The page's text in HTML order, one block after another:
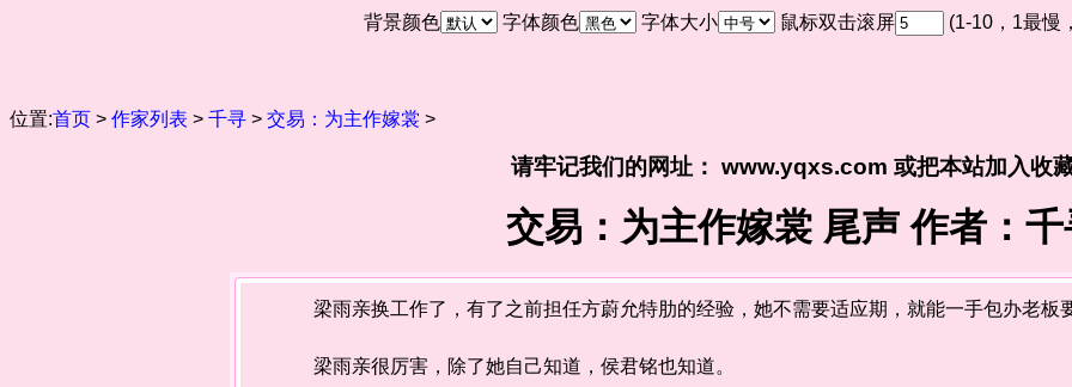
背景颜色 字体颜色 字体大小 鼠标双击滚屏 (1-10，1最慢
位置:首页 > 作家列表 > 千寻 > 交易：为主作嫁裳 >
请牢记我们的网址： www.yqxs.com 或把本站加入收藏
交易：为主作嫁裳 尾声 作者：千
梁雨亲换工作了，有了之前担任方蔚允特肋的经验，她不需要适应期，就能一手包办老板
梁雨亲很厉害，除了她自己知道，侯君铭也知道。